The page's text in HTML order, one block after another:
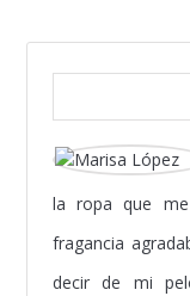
la ropa que
fragancia
decir de mi